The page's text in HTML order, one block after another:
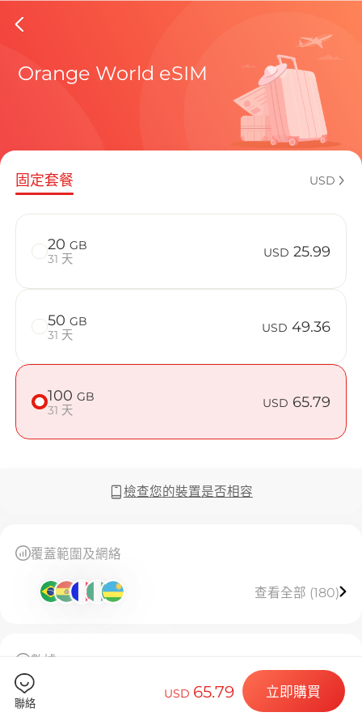
Cote
包含目前
如何享受
在 Cote
Billion
選擇您的目的
安裝您的
Orange World eSIM
固定套餐 USD
20 GB
31 天
USD 25.99
50 GB
31 天
USD 49.36
100 GB
31 天
USD 65.79
檢查您的裝置是否相容
覆蓋範圍及網絡
查看全部 (180)
數據
100GB高速流量，用完後限速128kbps無限使用，有
聯絡
USD 65.79 立即購買